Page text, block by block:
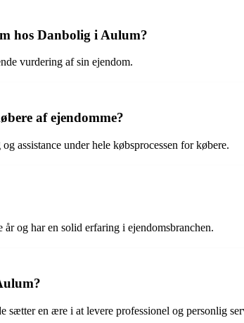
hos Danbolig i Aulum?
vurdering af sin ejendom.
af ejendomme?
assistance under hele købsprocessen for købere.
og har en solid erfaring i ejendomsbranchen.
en ære i at levere professionel og personlig